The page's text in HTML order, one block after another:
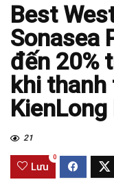
Best
Sonasea
đến 20%
khi
KienLong
21
Lưu
0